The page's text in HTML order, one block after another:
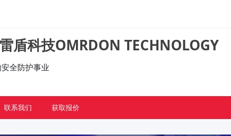
盾科技OMRDON TECHNOLOGY
全防护事业
联系我们 获取报价